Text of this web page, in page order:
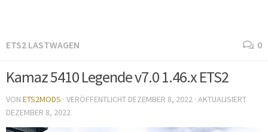
ETS2 LASTWAGEN 0
Kamaz 5410 Legende v7.0 1.46.x ETS2
VON ETS2MODS · VERÖFFENTLICHT DEZEMBER 8, 2022 · AKTUALISIERT
DEZEMBER 8, 2022